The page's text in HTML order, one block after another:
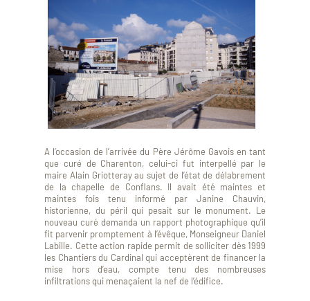
A l’occasion de l’arrivée du Père Jérôme Gavois en tant
que curé de Charenton, celui-ci fut interpellé par le
maire Alain Griotteray au sujet de l’état de délabrement
de la chapelle de Conflans. Il avait été maintes et
maintes fois tenu informé par Janine Chauvin,
historienne, du péril qui pesait sur le monument. Le
nouveau curé demanda un rapport photographique qu’il
fit parvenir promptement à l’évêque, Monseigneur Daniel
Labille. Cette action rapide permit de solliciter dès 1999
les Chantiers du Cardinal qui acceptèrent de financer la
mise hors d’eau, compte tenu des nombreuses
infiltrations qui menaçaient la nef de l’édifice.